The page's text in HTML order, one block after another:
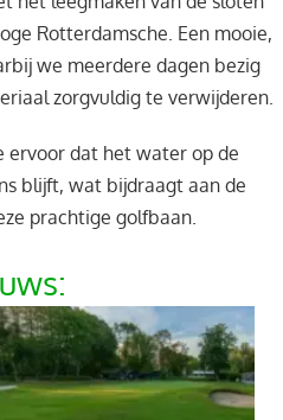
Rotterdamsche. Een mooie,
we meerdere dagen bezig
zorgvuldig te verwijderen.
ervoor dat het water op de
blijft, wat bijdraagt aan de
prachtige golfbaan.